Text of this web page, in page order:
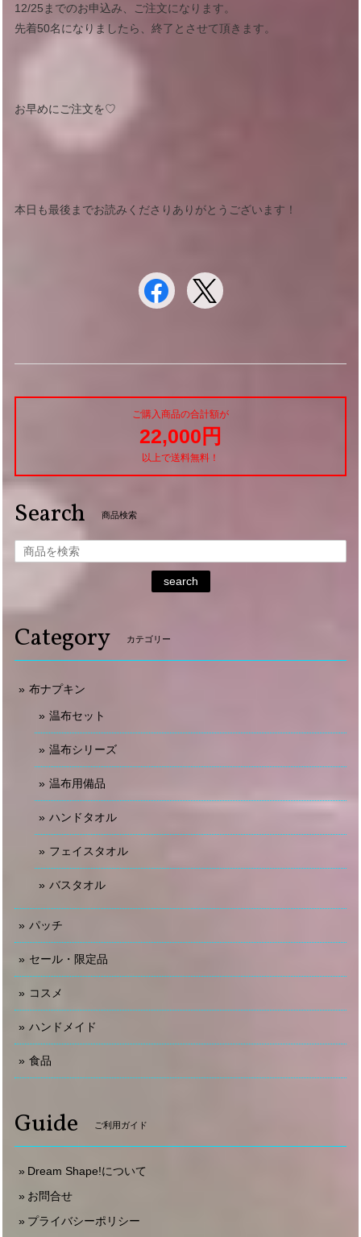
12/25までのお申込み、ご注文になります。
先着50名になりましたら、終了とさせて頂きます。
お早めにご注文を♡
本日も最後までお読みくださりありがとうございます！
ご購入商品の合計額が
22,000円
以上で送料無料！
Search 商品検索
search
Category カテゴリー
布ナプキン
温布セット
温布シリーズ
温布用備品
ハンドタオル
フェイスタオル
バスタオル
パッチ
セール・限定品
コスメ
ハンドメイド
食品
Guide ご利用ガイド
Dream Shape!について
お問合せ
プライバシーポリシー